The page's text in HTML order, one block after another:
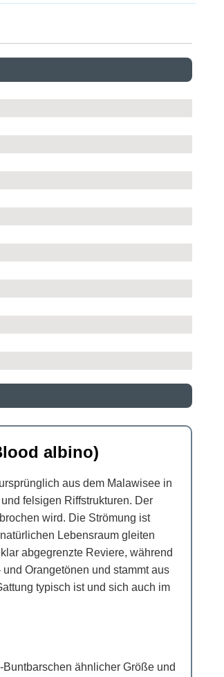
albino)
aus dem Malawisee in
felsigen Riffstrukturen. Der
wird. Die Strömung ist
Lebensraum gleiten
abgegrenzte Reviere, während
Orangetönen und stammt aus
typisch ist und sich auch im
ähnlicher Größe und